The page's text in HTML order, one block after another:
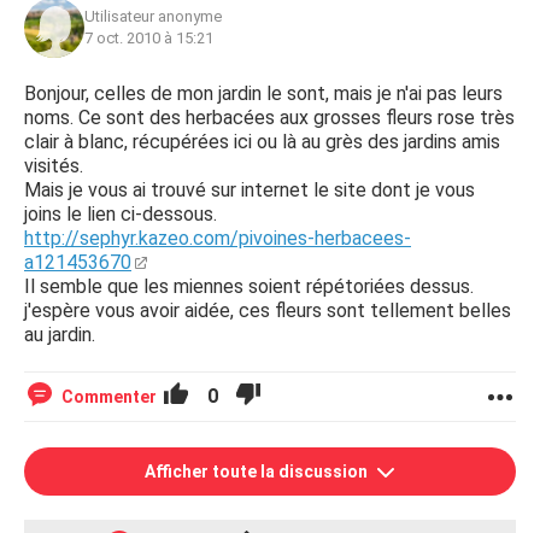
Utilisateur anonyme
7 oct. 2010 à 15:21
Bonjour, celles de mon jardin le sont, mais je n'ai pas leurs
noms. Ce sont des herbacées aux grosses fleurs rose très
clair à blanc, récupérées ici ou là au grès des jardins amis
visités.
Mais je vous ai trouvé sur internet le site dont je vous
joins le lien ci-dessous.
http://sephyr.kazeo.com/pivoines-herbacees-
a121453670
Il semble que les miennes soient répétoriées dessus.
j'espère vous avoir aidée, ces fleurs sont tellement belles
au jardin.
Commenter 0
Afficher toute la discussion